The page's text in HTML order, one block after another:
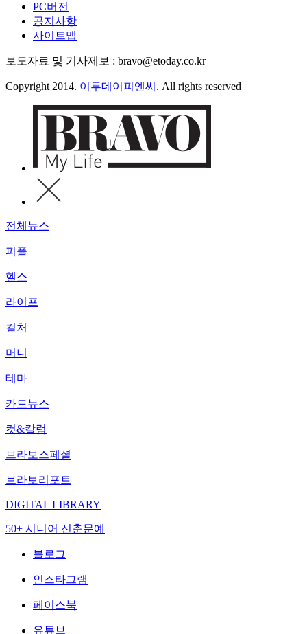
PC버전
공지사항
사이트맵
보도자료 및 기사제보 : bravo@etoday.co.kr
Copyright 2014. 이투데이피엔씨 . All rights reserved
전체뉴스
피플
헬스
라이프
컬처
머니
테마
카드뉴스
컷&칼럼
브라보스페셜
브라보리포트
DIGITAL LIBRARY
50+ 시니어 신춘문예
블로그
인스타그램
페이스북
유튜브